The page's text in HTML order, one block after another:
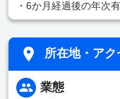
・6か月経過後の年次
所在地・アク
業態